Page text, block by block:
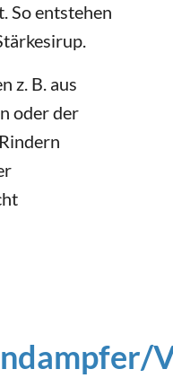
So entstehen
z. B. aus
oder der